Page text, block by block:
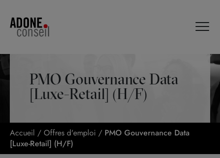
PMO Gouvernance Data
[Luxe-Retail] (H/F)
Accueil / Offres d'emploi / PMO Gouvernance Data
[Luxe-Retail] (H/F)